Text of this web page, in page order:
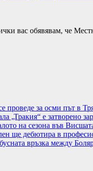
вас обявявам, че
проведе за осми път в
„Тракия“ е затворено
на сезона във
ще дебютира в
връзка между